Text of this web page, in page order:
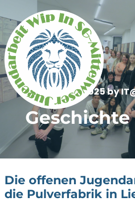
content
4. Juli 2025by
Die offenen
die Pulverfabrik in